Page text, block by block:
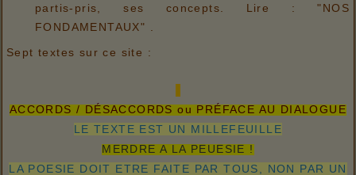
partis-pris, ses concepts. Lire : "NOS
FONDAMENTAUX" .
Sept textes sur ce site :
ACCORDS / DÉSACCORDS ou PRÉFACE AU DIALOGUE
LE TEXTE EST UN MILLEFEUILLE
MERDRE A LA PEUESIE !
LA POESIE DOIT ETRE FAITE PAR TOUS, NON PAR UN